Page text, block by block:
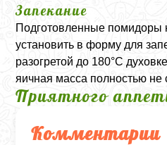
Запекание
Подготовленные помидоры
установить в форму для
разогретой до 180°C
яичная масса полностью не
Приятного
Комментарии